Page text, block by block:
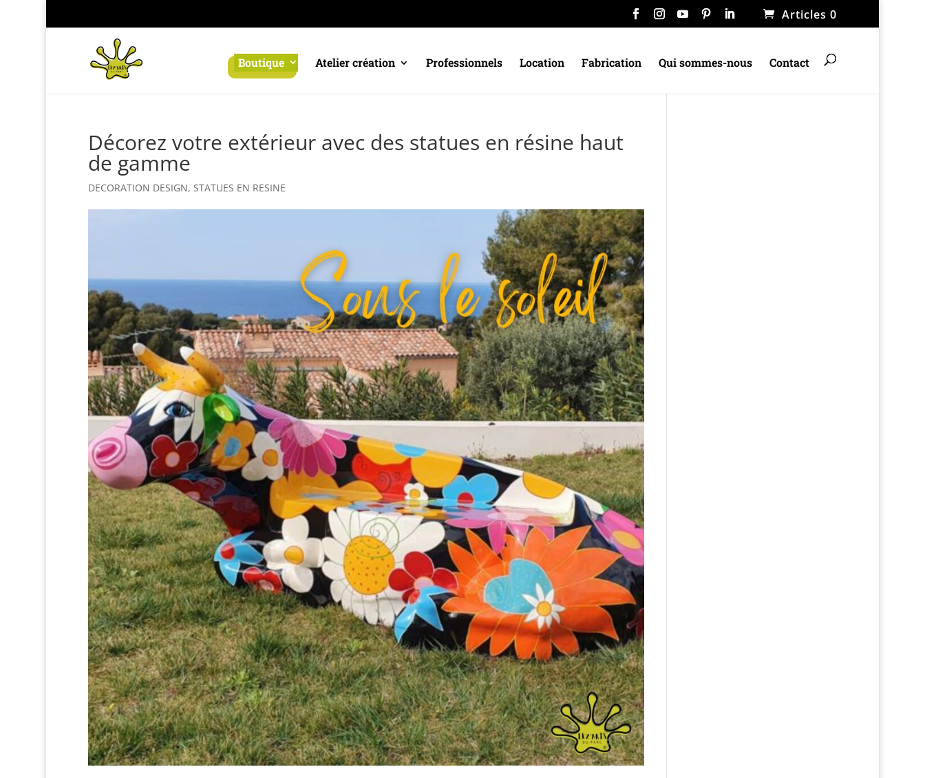
Articles 0
Boutique Atelier création Professionnels Location Fabrication Qui sommes-nous Contact
Décorez votre extérieur avec des statues en résine haut
de gamme
DECORATION DESIGN, STATUES EN RESINE